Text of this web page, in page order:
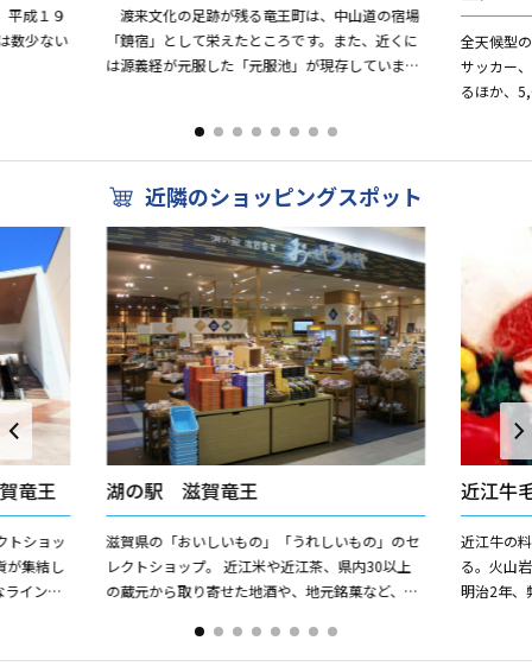
平成１９
数少ない
渡来文化の足跡が残る竜王町は、中山道の宿場
「鏡宿」として栄えたところです。また、近くに
は源義経が元服した「元服池」が現存していま
全天候型
サッカー
るほか、
近隣のショッピングスポット
竜王
トショッ
が集結し
インナ
湖の駅 滋賀竜王
滋賀県の「おいしいもの」「うれしいもの」のセ
レクトショップ。 近江米や近江茶、県内30以上
の蔵元から取り寄せた地酒や、地元銘菓など、滋
近江牛
近江牛の
る。火山
明治2年、